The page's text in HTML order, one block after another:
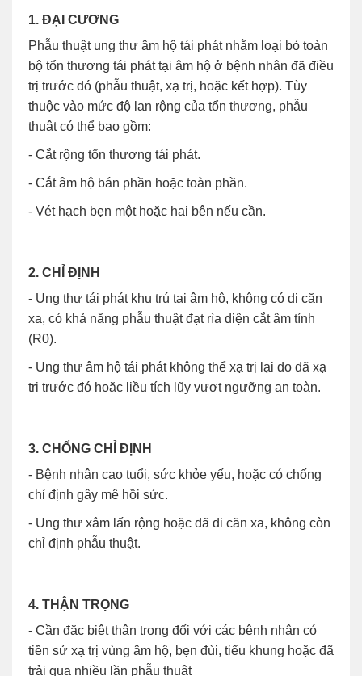
1. ĐẠI CƯƠNG
Phẫu thuật ung thư âm hộ tái phát nhằm loại bỏ toàn
bộ tổn thương tái phát tại âm hộ ở bệnh nhân đã điều
trị trước đó (phẫu thuật, xạ trị, hoặc kết hợp). Tùy
thuộc vào mức độ lan rộng của tổn thương, phẫu
thuật có thể bao gồm:
- Cắt rộng tổn thương tái phát.
- Cắt âm hộ bán phần hoặc toàn phần.
- Vét hạch bẹn một hoặc hai bên nếu cần.
2. CHỈ ĐỊNH
- Ung thư tái phát khu trú tại âm hộ, không có di căn
xa, có khả năng phẫu thuật đạt rìa diện cắt âm tính
(R0).
- Ung thư âm hộ tái phát không thể xạ trị lại do đã xạ
trị trước đó hoặc liều tích lũy vượt ngưỡng an toàn.
3. CHỐNG CHỈ ĐỊNH
- Bệnh nhân cao tuổi, sức khỏe yếu, hoặc có chống
chỉ định gây mê hồi sức.
- Ung thư xâm lấn rộng hoặc đã di căn xa, không còn
chỉ định phẫu thuật.
4. THẬN TRỌNG
- Cần đặc biệt thận trọng đối với các bệnh nhân có
tiền sử xạ trị vùng âm hộ, bẹn đùi, tiểu khung hoặc đã
trải qua nhiều lần phẫu thuật